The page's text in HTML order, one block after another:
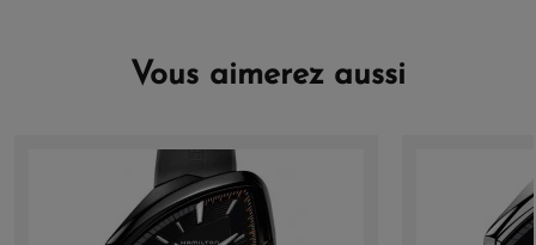
Vous aimerez aussi